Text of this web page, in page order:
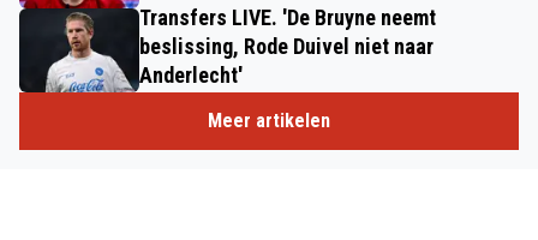
Transfers LIVE. 'De Bruyne neemt
beslissing, Rode Duivel niet naar
Anderlecht'
Meer artikelen